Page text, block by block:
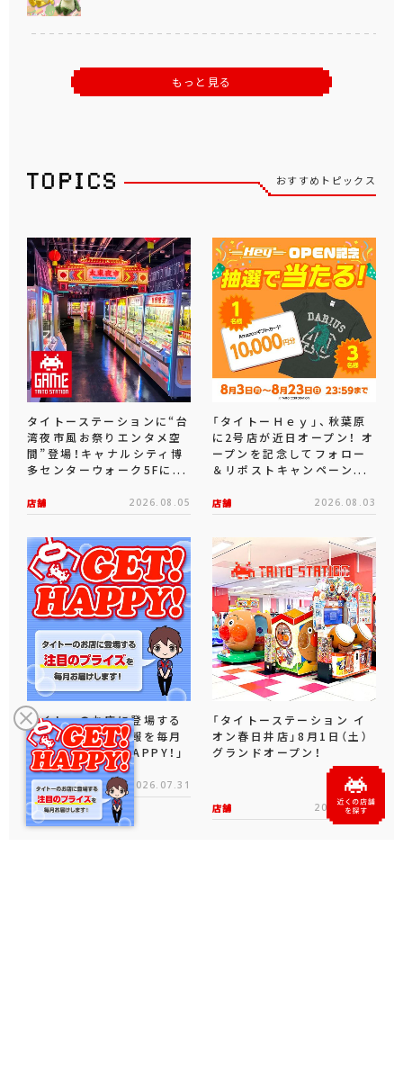
もっと見る
おすすめトピックス
タイトーステーションに“台
湾夜市風お祭りエンタメ空
間”登場！キャナルシティ博
多センターウォーク5Fに...
店舗 2026.08.05
「タイトーＨｅｙ」、秋葉原
に2号店が近日オープン！ オ
ープンを記念してフォロー
＆リポストキャンペーン...
店舗 2026.08.03
タイトーのお店に登場する
注目のプライズ情報を毎月
お届け！「GET！ HAPPY！」
店舗 2026.07.31
「タイトーステーション イ
オン春日井店」8月1日（土）
グランドオープン！
店舗 2026.07.31